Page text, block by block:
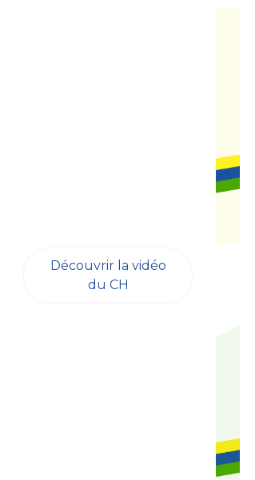
Découvrir la vidéo
du CH